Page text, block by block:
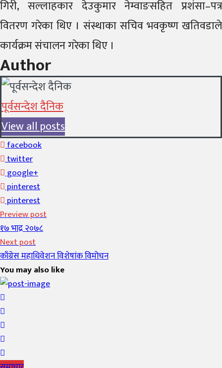
गिरी, सल्लाहकार देउकुमार नेम्वाङसहित प्रशंसा–पत्र
वितरण गरेका थिए । संस्थाका सचिव भवकृष्ण खतिवडाले
कार्यक्रम संचालन गरेका थिए ।
Author
पूर्वसन्देश दैनिक
View all posts
facebook
twitter
google+
pinterest
pinterest
Preview post
१७ भाद्र २०७८
Next post
काँग्रेस महाधिवेशन विशेषांक विमोचन
You may also like